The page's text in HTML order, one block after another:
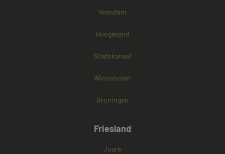
Veendam
Hoogezand
Stadskanaal
Winschoten
Groningen
Friesland
Joure